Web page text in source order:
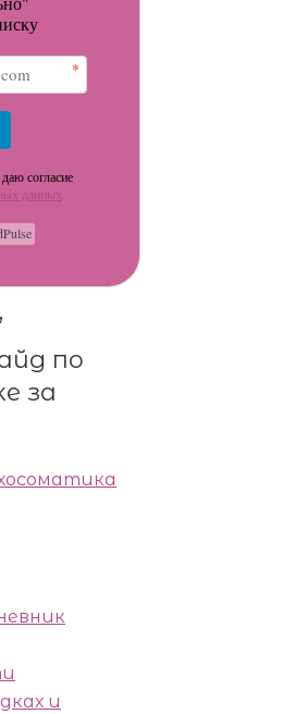
*
согласие
данных
по
за
и